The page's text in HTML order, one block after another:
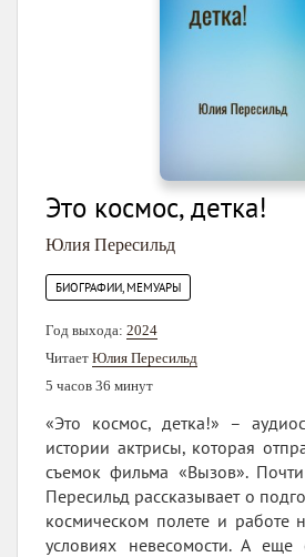
Это космос, детка!
Юлия Пересильд
БИОГРАФИИ, МЕМУАРЫ
Год выхода: 2024
Читает Юлия Пересильд
5 часов 36 минут
«Это космос, детка!» –
истории актрисы, которая
съемок фильма «Вызов».
Пересильд рассказывает о
космическом полете и работе
условиях невесомости. А еще